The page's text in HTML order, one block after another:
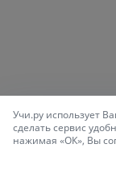
Учи.ру использует
сделать сервис
нажимая «ОК», Вы